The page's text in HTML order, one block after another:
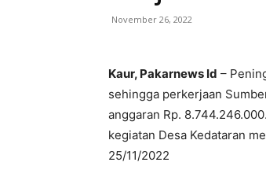
November 26, 2022
Kaur, Pakarnews Id –
sehingga perkerjaan
anggaran Rp.
kegiatan Desa Kedataran
25/11/2022